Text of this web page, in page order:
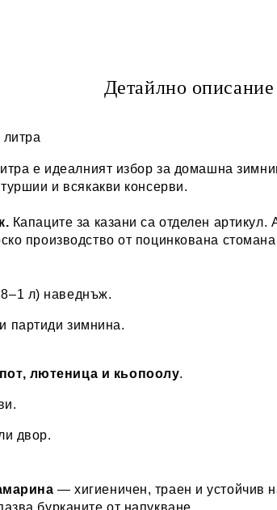
Детайлно описание
е идеалният избор за домашна
и всякакви консерви.
Капаците за казани са отделен
производство от поцинкована
л) наведнъж.
партиди зимнина.
лютеница и кьопоолу.
двор.
— хигиеничен, траен и устойчив